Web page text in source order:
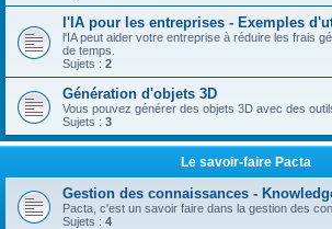
l'IA pour les entreprises - Exemples
l'IA peut aider votre entreprise à réduire les frais
de temps.
Sujets : 2
Génération d'objets 3D
Vous pouvez générer des objets 3D avec des
Sujets : 3
Le savoir-faire Pacta
Gestion des connaissances -
Pacta, c'est un savoir faire dans la gestion des
Sujets : 4